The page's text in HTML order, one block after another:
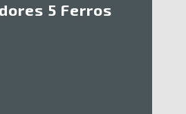
5 Ferros